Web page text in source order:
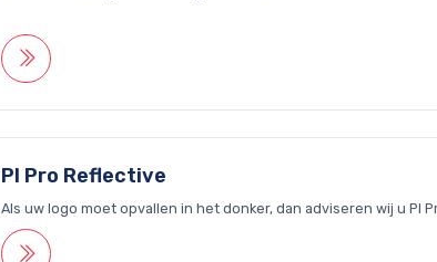
PI Pro Reflective
Als uw logo moet opvallen in het donker, dan adviseren wij u PI